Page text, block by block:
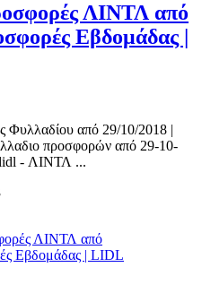
ΛΙΝΤΛ από
Εβδομάδας |
από 29/10/2018 |
προσφορών από 29-10-
lidl - ΛΙΝΤΛ ...